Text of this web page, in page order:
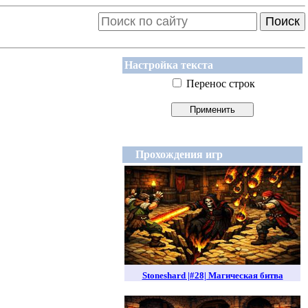
Поиск
Настройка текста
Перенос строк
Прохождения игр
Stoneshard |#28| Магическая битва